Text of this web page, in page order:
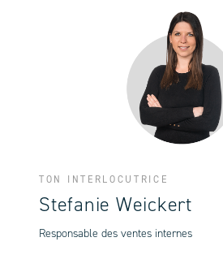
TON INTERLOCUTRICE
Stefanie Weickert
Responsable des ventes internes